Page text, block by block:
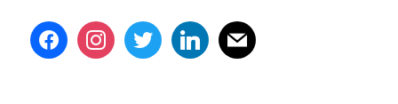
facebookinstagramtwitter linkedinmail